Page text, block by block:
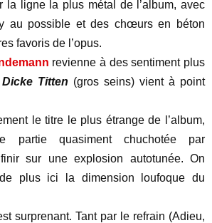
la ligne la plus métal de l’album, avec
au possible et des chœurs en béton
favoris de l’opus.
revienne à des sentiment plus
Dicke Titten (gros seins) vient à point
le titre le plus étrange de l’album,
partie quasiment chuchotée par
sur une explosion autotunée. On
plus ici la dimension loufoque du
surprenant. Tant par le refrain (Adieu,